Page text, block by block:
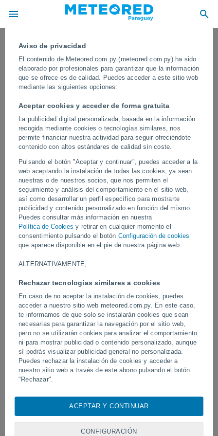
Aviso de privacidad
El contenido de Meteored.com.py (meteored.com.py) ha sido
elaborado por profesionales para garantizar que la información
que se ofrece es de calidad. Puedes acceder a este sitio web
mediante las siguientes opciones:
Aceptar cookies y acceder de forma gratuita
La publicidad digital personalizada, basada en la información
recogida mediante cookies o tecnologías similares, nos
permite financiar nuestra actividad para seguir ofreciéndote
contenido con altos estándares de calidad sin coste.
Pulsando el botón "Aceptar y continuar", puedes acceder a la
web aceptando la instalación de todas las cookies, ya sean
nuestras o de nuestros socios, que nos permiten el
seguimiento y análisis del comportamiento en el sitio web,
así como desarrollar un perfil específico para mostrarte
publicidad y contenido personalizado en función del mismo.
Puedes consultar más información en nuestra
Política de Cookies y retirar en cualquier momento el
consentimiento pulsando el botón Configuración de cookies
que aparece disponible en el pie de nuestra página web.
ALTERNATIVAMENTE,
Rechazar tecnologías similares a cookies
En caso de no aceptar la instalación de cookies, puedes
acceder a nuestro sitio web meteored.com.py. En este caso,
te informamos de que solo se instalarán cookies que sean
necesarias para garantizar la navegación por el sitio web,
pero no se utilizarán cookies para analizar el comportamiento
ni para mostrar publicidad o contenido personalizado, aunque
sí podrás visualizar publicidad general no personalizada.
Puedes rechazar la instalación de cookies y acceder a
nuestro sitio web a través de este abono pulsando el botón
"Rechazar".
cookies, identificadores únicos o tecnologías similares para
visita en este sitio web, las direcciones IP y los
identificadores de cookies. Es posible que algunos
ACEPTAR Y CONTINUAR
CONFIGURACIÓN
¡Brutal tromba marina sorprende a
Friedrichshafen en el Lago Constanza!
El fenómeno sorprendió a los habitantes y visitantes de
Friedrichshafen, en el icónico Lago de Constanza. El imponente
vórtice conectó la base de las nubes con la superficie acuática en
un espectáculo meteorológico impactante.
Vídeos
Tornados y lluvias torrenciales en
Pelotas, Brasil.
Un rayo impactó en un
fútbol en Narathiwat,
Síguenos